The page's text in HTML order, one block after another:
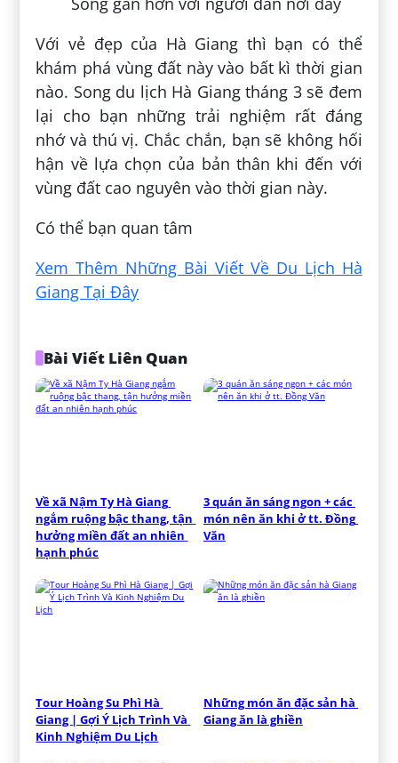
Với vẻ đẹp của Hà Giang thì bạn có thể
khám phá vùng đất này vào bất kì thời gian
nào. Song du lịch Hà Giang tháng 3 sẽ đem
lại cho bạn những trải nghiệm rất đáng
nhớ và thú vị. Chắc chắn, bạn sẽ không hối
hận về lựa chọn của bản thân khi đến với
vùng đất cao nguyên vào thời gian này.
Có thể bạn quan tâm
Xem Thêm Những Bài Viết Về Du Lịch Hà
Giang Tại Đây
Bài Viết Liên Quan
Về xã Nậm Ty Hà Giang
ngắm ruộng bậc thang, tận
hưởng miền đất an nhiên
hạnh phúc
3 quán ăn sáng ngon + các
món nên ăn khi ở tt. Đồng
Văn
Tour Hoàng Su Phì Hà
Giang | Gợi Ý Lịch Trình Và
Kinh Nghiệm Du Lịch
Những món ăn đặc sản hà
Giang ăn là ghiền